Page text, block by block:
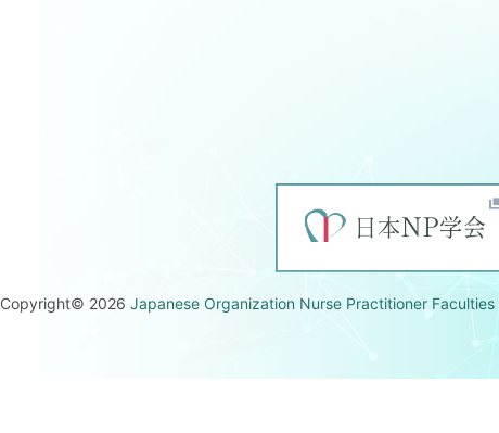
Copyright© 2026 Japanese Organization Nurse Practitioner Faculties